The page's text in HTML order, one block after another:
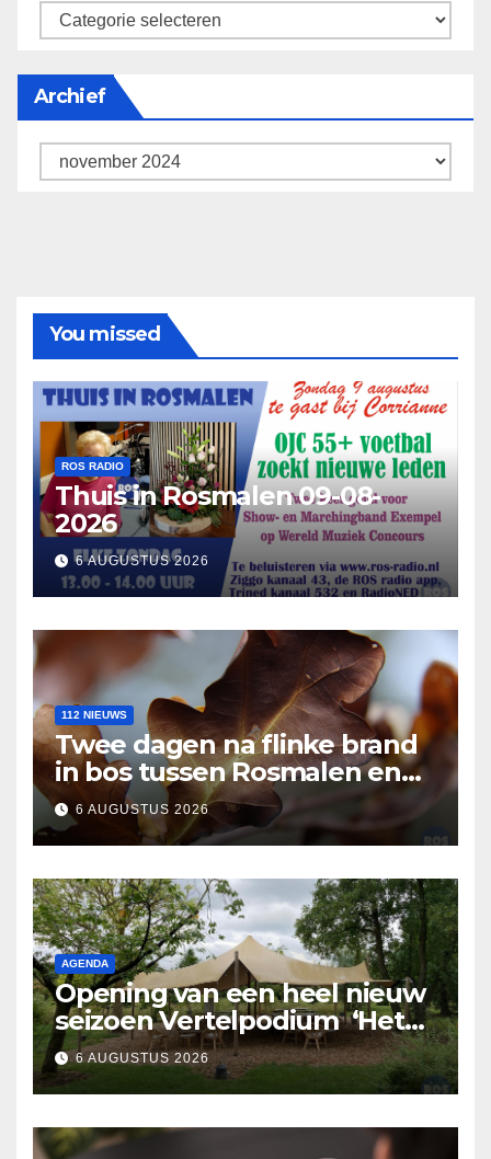
categorieën
Archief
Archief
You missed
ROS RADIO
Thuis in Rosmalen 09-08-
2026
6 AUGUSTUS 2026
112 NIEUWS
Twee dagen na flinke brand
in bos tussen Rosmalen en
Nuland
6 AUGUSTUS 2026
AGENDA
Opening van een heel nieuw
seizoen Vertelpodium ‘Het
Lopende Vuur’. Landelijke
verhalen in Bomentuin D’n
Hooidonk
6 AUGUSTUS 2026